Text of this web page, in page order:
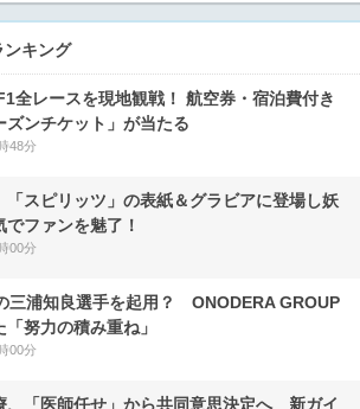
ンキング
全レースを現地観戦！ 航空券・宿泊費付き
ズンチケット」が当たる
48分
「スピリッツ」の表紙＆グラビアに登場し妖
でファンを魅了！
00分
三浦知良選手を起用？ ONODERA GROUP
「努力の積み重ね」
00分
、「医師任せ」から共同意思決定へ 新ガイ